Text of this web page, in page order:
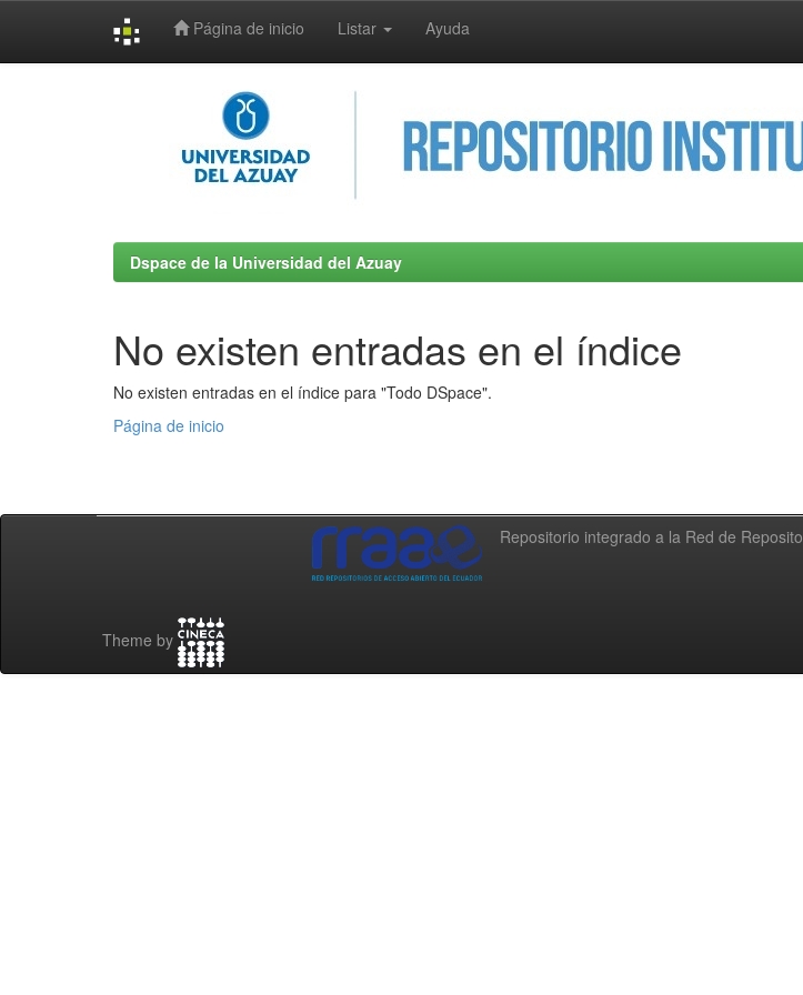
Página de inicio Listar Ayuda
Dspace de la Universidad del Azuay
No existen entradas en el índice
No existen entradas en el índice para "Todo DSpace".
Página de inicio
Repositorio integrado a la Red de
Theme by